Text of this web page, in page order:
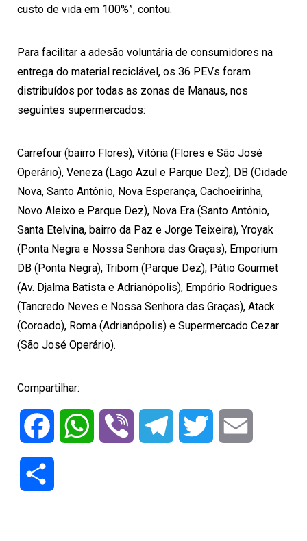
custo de vida em 100%”, contou.
Para facilitar a adesão voluntária de consumidores na
entrega do material reciclável, os 36 PEVs foram
distribuídos por todas as zonas de Manaus, nos
seguintes supermercados:
Carrefour (bairro Flores), Vitória (Flores e São José
Operário), Veneza (Lago Azul e Parque Dez), DB (Cidade
Nova, Santo Antônio, Nova Esperança, Cachoeirinha,
Novo Aleixo e Parque Dez), Nova Era (Santo Antônio,
Santa Etelvina, bairro da Paz e Jorge Teixeira), Yroyak
(Ponta Negra e Nossa Senhora das Graças), Emporium
DB (Ponta Negra), Tribom (Parque Dez), Pátio Gourmet
(Av. Djalma Batista e Adrianópolis), Empório Rodrigues
(Tancredo Neves e Nossa Senhora das Graças), Atack
(Coroado), Roma (Adrianópolis) e Supermercado Cezar
(São José Operário).
Compartilhar:
Facebook WhatsApp Viber Telegram Twitter